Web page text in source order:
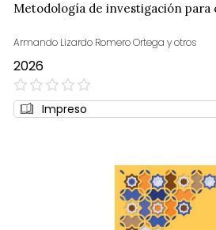
Metodología de investigación para
Armando Lizardo Romero Ortega y otros
2026
0%
Impreso